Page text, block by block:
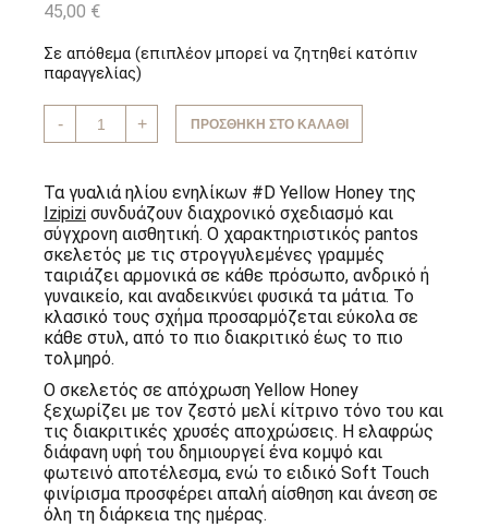
45,00 €
Σε απόθεμα (επιπλέον μπορεί να ζητηθεί κατόπιν
παραγγελίας)
-
Γυαλιά
Ηλίου
Ενηλίκων
Yellow
Honey
Izipizi
ποσότητα
+ ΠΡΟΣΘΉΚΗ ΣΤΟ ΚΑΛΆΘΙ
Τα γυαλιά ηλίου ενηλίκων #D Yellow Honey της
Izipizi συνδυάζουν διαχρονικό σχεδιασμό και
σύγχρονη αισθητική. Ο χαρακτηριστικός pantos
σκελετός με τις στρογγυλεμένες γραμμές
ταιριάζει αρμονικά σε κάθε πρόσωπο, ανδρικό ή
γυναικείο, και αναδεικνύει φυσικά τα μάτια. Το
κλασικό τους σχήμα προσαρμόζεται εύκολα σε
κάθε στυλ, από το πιο διακριτικό έως το πιο
τολμηρό.
Ο σκελετός σε απόχρωση Yellow Honey
ξεχωρίζει με τον ζεστό μελί κίτρινο τόνο του και
τις διακριτικές χρυσές αποχρώσεις. Η ελαφρώς
διάφανη υφή του δημιουργεί ένα κομψό και
φωτεινό αποτέλεσμα, ενώ το ειδικό Soft Touch
φινίρισμα προσφέρει απαλή αίσθηση και άνεση σε
όλη τη διάρκεια της ημέρας.